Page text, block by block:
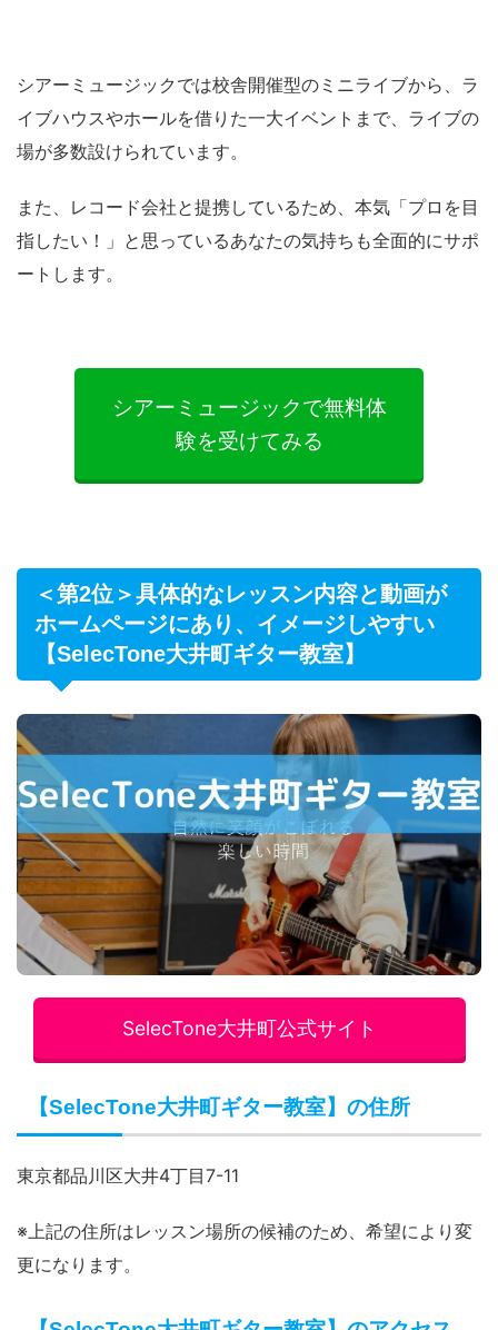
シアーミュージックでは校舎開催型のミニライブから、ラ
イブハウスやホールを借りた一大イベントまで、ライブの
場が多数設けられています。
また、レコード会社と提携しているため、本気「プロを目
指したい！」と思っているあなたの気持ちも全面的にサポ
ートします。
シアーミュージックで無料体
験を受けてみる
＜第2位＞具体的なレッスン内容と動画が
ホームページにあり、イメージしやすい
【SelecTone大井町ギター教室】
SelecTone大井町公式サイト
【SelecTone大井町ギター教室】の住所
東京都品川区大井4丁目7-11
※上記の住所はレッスン場所の候補のため、希望により変
更になります。